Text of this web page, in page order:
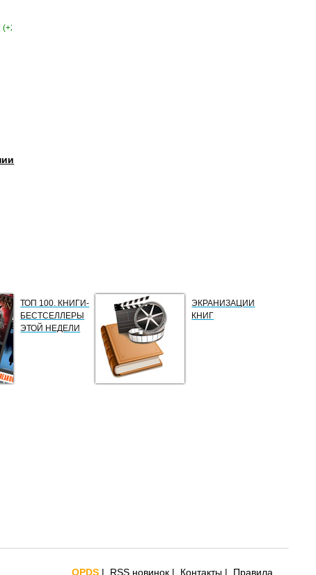
(+2)
ТОП 100. КНИГИ-
БЕСТСЕЛЛЕРЫ
ЭТОЙ НЕДЕЛИ
ЭКРАНИЗАЦИИ
КНИГ
OPDS| RSS новинок| Контакты| Правила